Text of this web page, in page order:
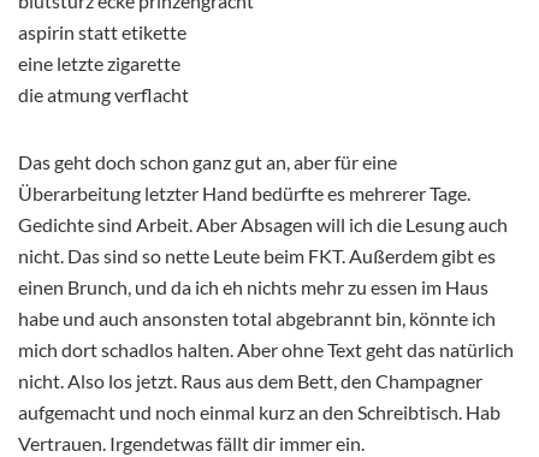
aspirin statt etikette
eine letzte zigarette
die atmung verflacht
Das geht doch schon ganz gut an, aber für eine
Überarbeitung letzter Hand bedürfte es mehrerer Tage.
Gedichte sind Arbeit. Aber Absagen will ich die Lesung auch
nicht. Das sind so nette Leute beim FKT. Außerdem gibt es
einen Brunch, und da ich eh nichts mehr zu essen im Haus
habe und auch ansonsten total abgebrannt bin, könnte ich
mich dort schadlos halten. Aber ohne Text geht das natürlich
nicht. Also los jetzt. Raus aus dem Bett, den Champagner
aufgemacht und noch einmal kurz an den Schreibtisch. Hab
Vertrauen. Irgendetwas fällt dir immer ein.